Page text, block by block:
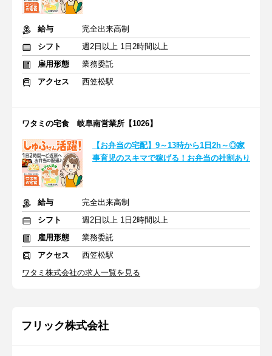
給与
完全出来高制
シフト
週2日以上 1日2時間以上
雇用形態
業務委託
アクセス
西笠松駅
ワタミの宅食 岐阜南営業所【1026】
【お弁当の宅配】9～13時から1日2h～◎家
事育児のスキマで稼げる！お弁当の社割あり
給与
完全出来高制
シフト
週2日以上 1日2時間以上
雇用形態
業務委託
アクセス
西笠松駅
ワタミ株式会社の求人一覧を見る
フリック株式会社